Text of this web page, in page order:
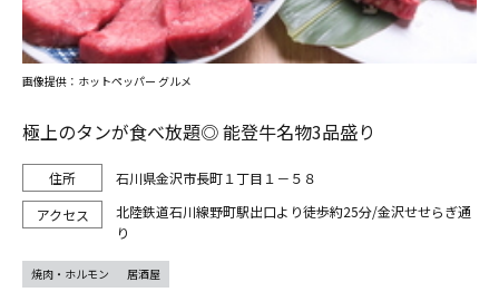
極上のタンが食べ放題◎ 能登牛名物3品盛り
石川県金沢市長町１丁目１－５８
北陸鉄道石川線野町駅出口より徒歩約25分/金沢せせらぎ通
り
画像提供：ホットペッパー グルメ
焼肉・ホルモン 居酒屋